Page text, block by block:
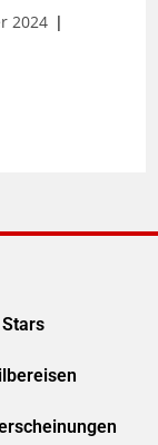
2024
Stars